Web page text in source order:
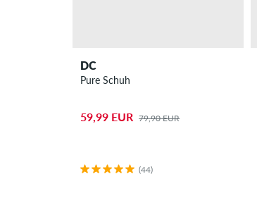
DC
Pure Schuh
59,99 EUR 79,90 EUR
(44)